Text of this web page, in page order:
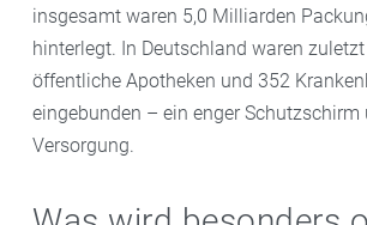
insgesamt waren 5,0 Milliarden
hinterlegt. In Deutschland waren zuletzt
öffentliche Apotheken und 352
eingebunden – ein enger Schutzschirm
Versorgung.